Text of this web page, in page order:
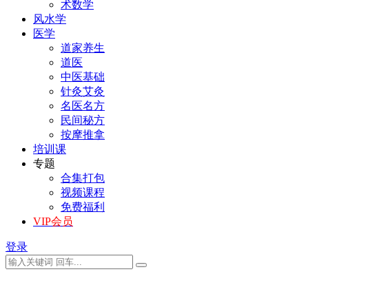
术数学
风水学
医学
道家养生
道医
中医基础
针灸艾灸
名医名方
民间秘方
按摩推拿
培训课
专题
合集打包
视频课程
免费福利
VIP会员
登录